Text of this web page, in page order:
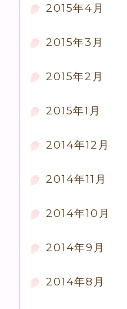
2015年4月
2015年3月
2015年2月
2015年1月
2014年12月
2014年11月
2014年10月
2014年9月
2014年8月